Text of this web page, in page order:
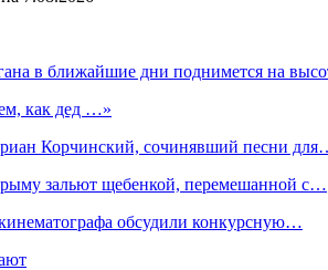
в ближайшие дни поднимется на
как дед …»
Корчинский, сочинявший песни
зальют щебенкой, перемешанной с…
обсудили конкурсную…